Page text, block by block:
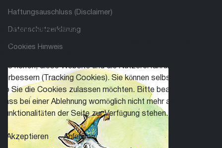
Haftungsauschluss (Disclaimer)
Datenschutzerklärung
Cookies Hinweis
Wir benutzen Cookies
Wir nutzen Cookies auf unserer ZiBoMo Website. Einige von
uns helfen, diese Website und die Nutzererfahrung zu
verbessern (Tracking Cookies). Sie können selbst entscheiden,
ob Sie die Cookies zulassen möchten. Bitte beachten Sie,
dass bei einer Ablehnung womöglich nicht mehr alle
Funktionalitäten der Seite zur Verfügung stehen.
Akzeptieren Ablehnen